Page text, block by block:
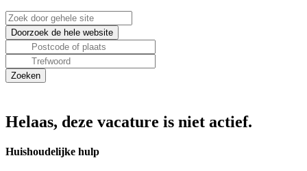
Helaas, deze vacature is niet actief.
Huishoudelijke hulp